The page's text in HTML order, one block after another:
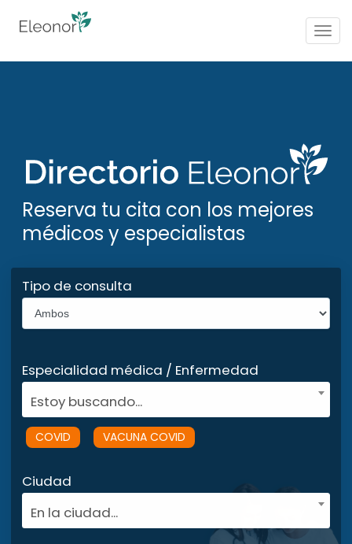
Reserva tu cita con los mejores
médicos y especialistas
Tipo de consulta
Especialidad médica / Enfermedad
Estoy buscando...
COVID VACUNA COVID
Ciudad
En la ciudad...